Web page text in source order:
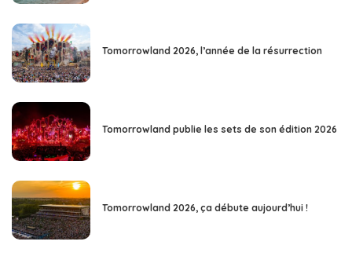
Tomorrowland 2026, l’année de la résurrection
Tomorrowland publie les sets de son édition 2026
Tomorrowland 2026, ça débute aujourd’hui !